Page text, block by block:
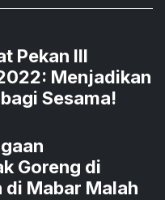
Pekan III
Menjadikan
Sesama!
Goreng di
di Mabar Malah